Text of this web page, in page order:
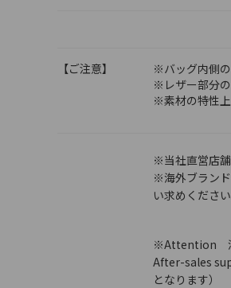
【ご注意】
※バッグ内側の
※レザー部分
※素材の特性上
※当社直営店舗
※海外ブラン
い求めください
※Attention 海
After-sales
となります）